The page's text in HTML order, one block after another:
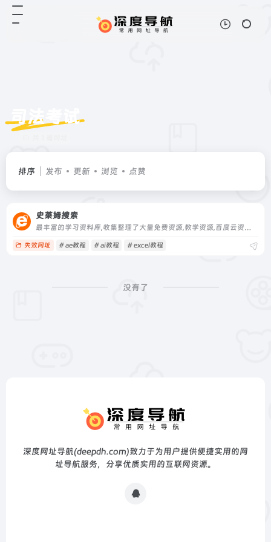
司法考试
排序 发布 更新 浏览 点赞
史莱姆搜索
最丰富的学习资料库,收集整理了大量免费资源,教学资源,百度云资源,网盘资源。包含主流的资源搜索外,还能找到各行业细分的学习资源。
失效网址 # ae教程 # ai教程 # excel教程
没有了
深度网址导航(deepdh.com)致力于为用户提供便捷实用的网
址导航服务，分享优质实用的互联网资源。